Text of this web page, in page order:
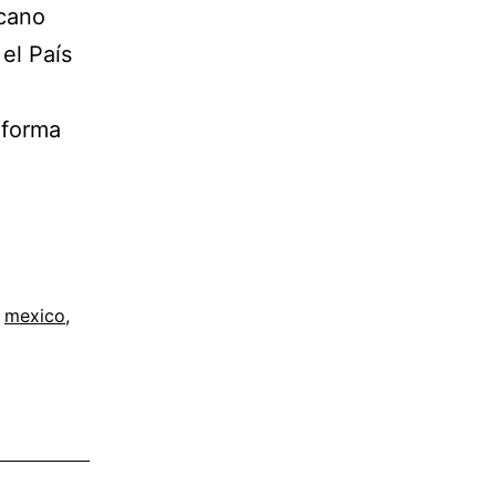
País
mexico,